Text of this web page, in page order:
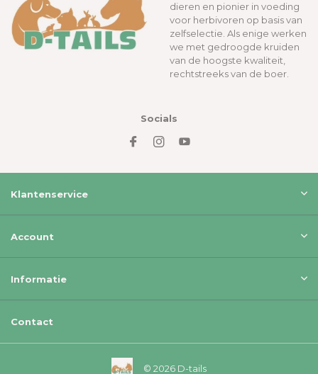
dieren en pionier in voeding
voor herbivoren op basis van
zelfselectie. Als enige werken
we met gedroogde kruiden
van de hoogste kwaliteit,
rechtstreeks van de boer.
Socials
Klantenservice
Account
Informatie
Contact
© 2026 D-tails